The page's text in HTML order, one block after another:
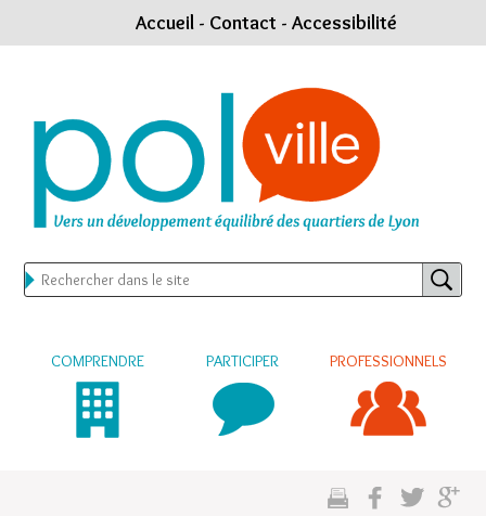
Accueil- Contact - Accessibilité
COMPRENDRE PARTICIPER PROFESSIONNELS